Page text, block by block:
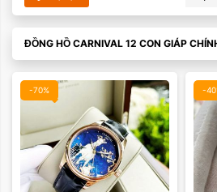
ĐỒNG HỒ CARNIVAL 12 CON GIÁP
-70% -